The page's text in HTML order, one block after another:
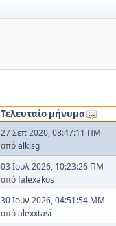
Τελευταίο μήνυμα
27 Σεπ 2020, 08:47:11 ΠΜ
απόalkisg
03 Ιουλ 2026, 10:23:26 ΠΜ
απόfalexakos
30 Ιουν 2026, 04:51:54 ΜΜ
απόalexxtasi